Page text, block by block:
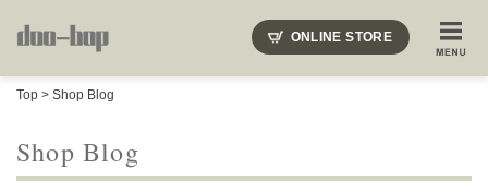
ONLINE STORE
Top > Shop Blog
Shop Blog